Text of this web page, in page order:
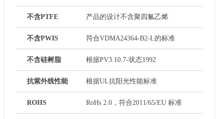
不含PTFE 产品的设计不含聚四氟乙烯
不含PWIS 符合VDMA24364-B2-L的标准
不含硅树脂 根据PV3.10.7-状态1992
抗紫外线性能 根据UL抗阳光性能标准
ROHS RoHs 2.0，符合2011/65/EU 标准